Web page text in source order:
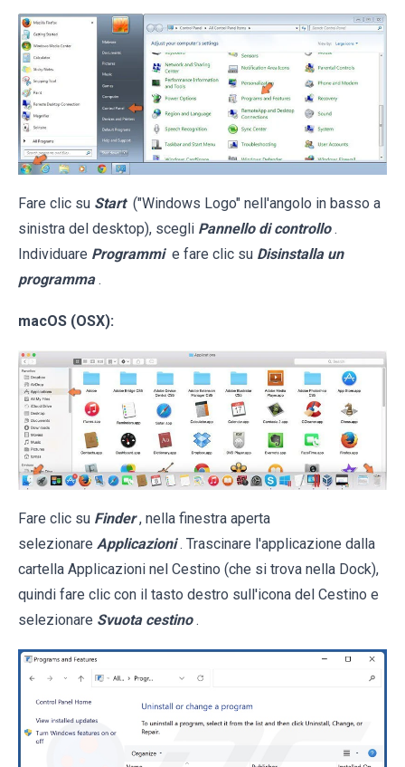
Fare clic su Start ("Windows Logo" nell'angolo in basso a
sinistra del desktop), scegli Pannello di controllo .
Individuare Programmi e fare clic su Disinstalla un
programma .
macOS (OSX):
Fare clic su Finder , nella finestra aperta
selezionare Applicazioni . Trascinare l'applicazione dalla
cartella Applicazioni nel Cestino (che si trova nella Dock),
quindi fare clic con il tasto destro sull'icona del Cestino e
selezionare Svuota cestino .